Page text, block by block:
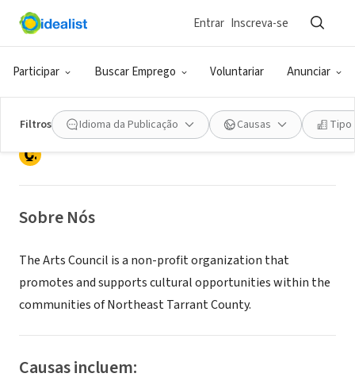
Participar Buscar Emprego Voluntariar Anunciar
Entrar Inscreva-se
Filtros Idioma da Publicação Causas Tipo
ONG (SETOR SOCIAL)
Arts Council of NorthEast Tarrant
County
Bedford, TX|artsnetc.org
Sobre Nós
The Arts Council is a non-profit organization that
promotes and supports cultural opportunities within the
communities of Northeast Tarrant County.
Causas incluem: